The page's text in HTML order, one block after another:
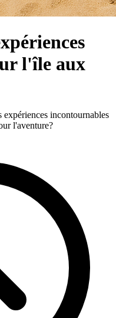
l'île aux
incontournables
l'aventure?